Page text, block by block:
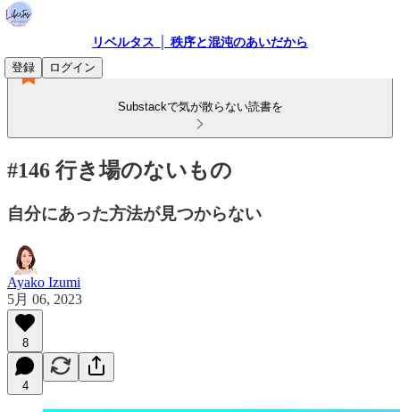
リベルタス │ 秩序と混沌のあいだから
登録
ログイン
Substackで気が散らない読書を
#146 行き場のないもの
自分にあった方法が見つからない
Ayako Izumi
5月 06, 2023
8
4